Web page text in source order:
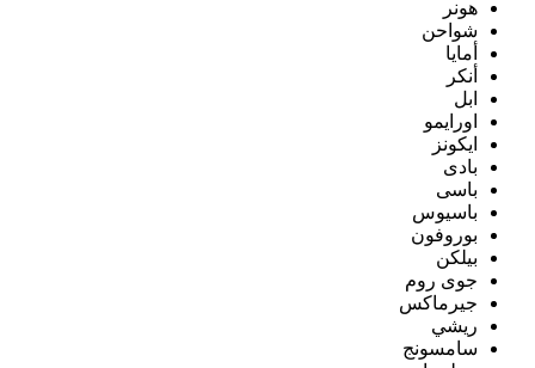
هونر
شواحن
أمايا
أنكر
ابل
اورايمو
ايكونز
بادى
باسى
باسيوس
بوروفون
بيلكن
جوى روم
جيرماكس
ريشي
سامسونج